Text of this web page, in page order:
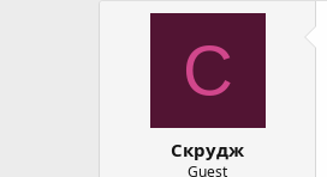
С
Скрудж
Guest